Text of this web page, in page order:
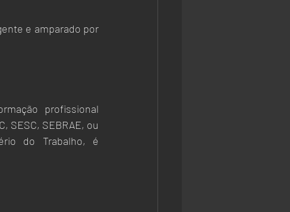
e amparado por
profissional
SESC, SEBRAE, ou
do Trabalho, é